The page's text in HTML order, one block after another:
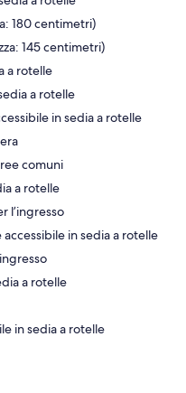
180 centimetri)
145 centimetri)
a rotelle
a rotelle
in sedia a rotelle
comuni
a rotelle
l’ingresso
accessibile in sedia a rotelle
a rotelle
in sedia a rotelle